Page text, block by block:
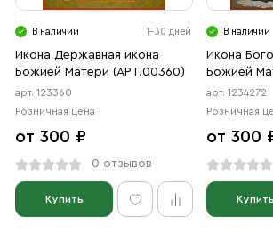
В наличии 1-30 дней
Икона Державная икона
Божией Матери (АРТ.00360)
арт. 123360
Розничная цена
от 300 ₽
0 отзывов
Купить
В наличии
Икона
Божией
арт. 1234272
Розничная
от 300
Купить